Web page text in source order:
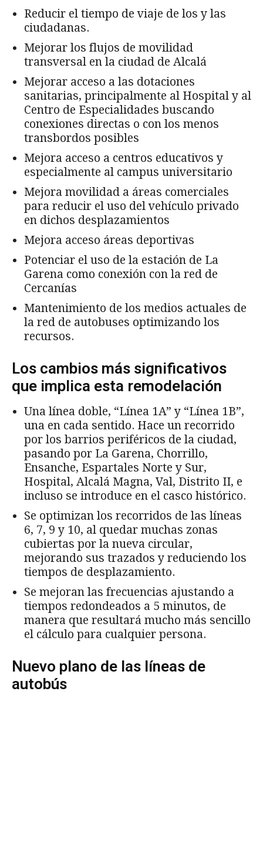
Reducir el tiempo de viaje de los y las
ciudadanas.
Mejorar los flujos de movilidad
transversal en la ciudad de Alcalá
Mejorar acceso a las dotaciones
sanitarias, principalmente al Hospital y al
Centro de Especialidades buscando
conexiones directas o con los menos
transbordos posibles
Mejora acceso a centros educativos y
especialmente al campus universitario
Mejora movilidad a áreas comerciales
para reducir el uso del vehículo privado
en dichos desplazamientos
Mejora acceso áreas deportivas
Potenciar el uso de la estación de La
Garena como conexión con la red de
Cercanías
Mantenimiento de los medios actuales de
la red de autobuses optimizando los
recursos.
Los cambios más significativos
que implica esta remodelación
Una línea doble, “Línea 1A” y “Línea 1B”,
una en cada sentido. Hace un recorrido
por los barrios periféricos de la ciudad,
pasando por La Garena, Chorrillo,
Ensanche, Espartales Norte y Sur,
Hospital, Alcalá Magna, Val, Distrito II, e
incluso se introduce en el casco histórico.
Se optimizan los recorridos de las líneas
6, 7, 9 y 10, al quedar muchas zonas
cubiertas por la nueva circular,
mejorando sus trazados y reduciendo los
tiempos de desplazamiento.
Se mejoran las frecuencias ajustando a
tiempos redondeados a 5 minutos, de
manera que resultará mucho más sencillo
el cálculo para cualquier persona.
Nuevo plano de las líneas de
autobús